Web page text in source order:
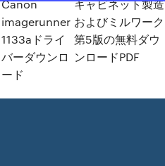
Canon
imagerunner
1133aドライ
バーダウンロ
ード
キャビネット製造
およびミルワーク
第5版の無料ダウ
ンロードPDF